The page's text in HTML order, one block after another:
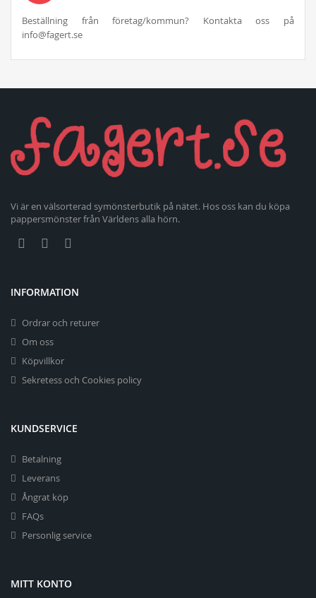
Beställning från företag/kommun? Kontakta oss på
info@fagert.se
Vi är en välsorterad symönsterbutik på nätet. Hos oss kan du köpa
pappersmönster från Världens alla hörn.
INFORMATION
Ordrar och returer
Om oss
Köpvillkor
Sekretess och Cookies policy
KUNDSERVICE
Betalning
Leverans
Ångrat köp
FAQs
Personlig service
MITT KONTO